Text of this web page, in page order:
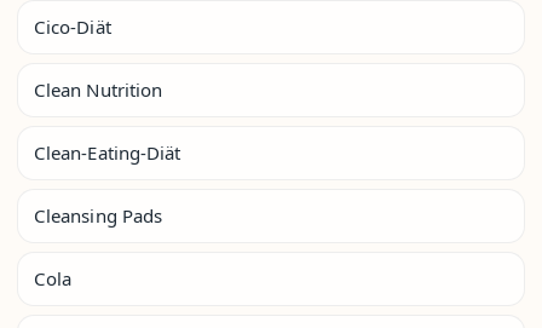
Cico-Diät
Clean Nutrition
Clean-Eating-Diät
Cleansing Pads
Cola